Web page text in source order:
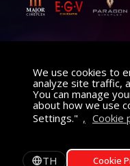
We use cookies to
analyze site traffic,
You can manage
about how we use
Settings." , Cookie
TH Cookie
ค้นหาภาพยนตร์